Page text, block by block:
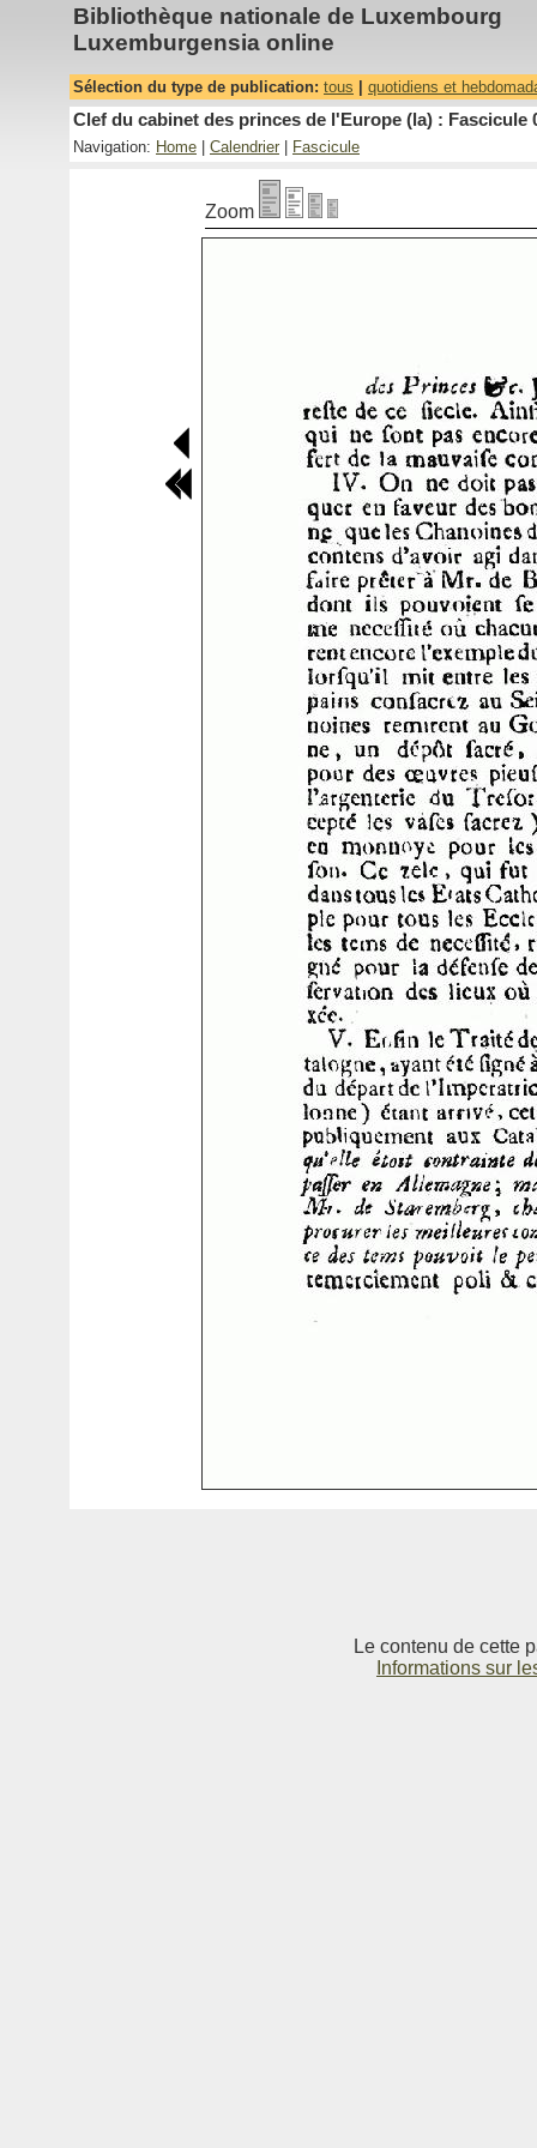
Bibliothèque nationale de Luxembourg
Luxemburgensia online
Sélection du type de publication: tous quotidiens et
Clef du cabinet des princes de l'Europe (la) : Fascicule
Navigation: Home Calendrier Fascicule
Zoom
Le contenu de cette
Informations sur